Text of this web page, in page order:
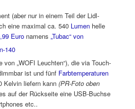
(aber nur in einem Teil der Lidl-
eine maximal ca. 540 Lumen helle
Euro namens„Tubac“ von
von „WOFI Leuchten“), die via Touch-
ist und fünf Farbtemperaturen
Kelvin liefern kann(PR-Foto oben
auf der Rückseite eine USB-Buchse
etc..